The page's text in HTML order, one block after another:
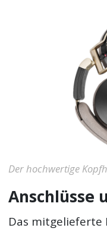
Der hochwertige
Anschlüsse
Das mitgelieferte